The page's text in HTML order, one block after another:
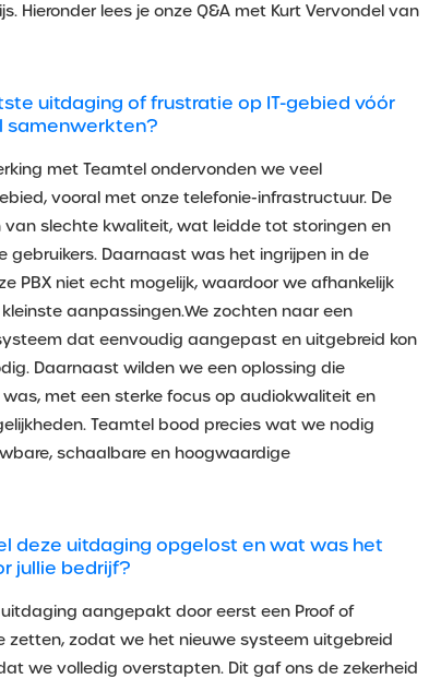
Hieronder lees je onze Q&A met Kurt Vervondel van
uitdaging of frustratie op IT-gebied vóór
samenwerkten?
met Teamtel ondervonden we veel
vooral met onze telefonie-infrastructuur. De
van slechte kwaliteit, wat leidde tot storingen en
gebruikers. Daarnaast was het ingrijpen in de
PBX niet echt mogelijk, waardoor we afhankelijk
aanpassingen.We zochten naar een
dat eenvoudig aangepast en uitgebreid kon
Daarnaast wilden we een oplossing die
met een sterke focus op audiokwaliteit en
Teamtel bood precies wat we nodig
schaalbare en hoogwaardige
deze uitdaging opgelost en wat was het
jullie bedrijf?
aangepakt door eerst een Proof of
zetten, zodat we het nieuwe systeem uitgebreid
we volledig overstapten. Dit gaf ons de zekerheid